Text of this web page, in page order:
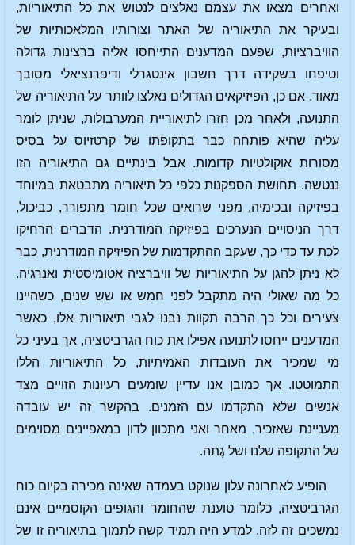
ואחרים מצאו את עצמם נאלצים לנטוש את כל התיאוריות,
ובעיקר את התיאוריה של האתר וצורותיו המלאכותיות של
הוויברציות, שפעם המדענים התייחסו אליה ברצינות גדולה
וטיפחו בשקידה דרך חשבון אינטגרלי ודיפרנציאלי מסובך
מאוד. אם כן, הפיזיקאים הגדולים נאלצו לוותר על התיאוריה של
התנועה, ולאחר מכן חזרו לתיאוריית המערבולות, שניתן לומר
עליה שהיא פותחה כבר בתקופתו של קרטזיוס על בסיס
מסורות אוקולטיות קדומות. אבל בינתיים גם התיאוריה הזו
ננטשה. תחושת הספקנות כלפי כל תיאוריה מתבטאת במיוחד
בפיזיקה ובכימיה, מפני שרואים שכל חומר מתפורר, כביכול,
דרך הניסויים הנערכים בפיזיקה המודרנית. הדברים הרחיקו
לכת עד כדי כך, שעקב ההתקדמות של הפיזיקה המודרנית, כבר
לא ניתן להגן על התיאוריות של וויברציה אטומיסטית ואנרגיה.
כל מה שאולי היה מתקבל לפני חמש או שש שנים, כשהיינו
צעירים וכל כך הרבה תקוות נבנו לגבי תיאוריות אלו, כאשר
המדענים ייחסו לתנועה אפילו את כוח הגרביטציה, אך בעיני כל
מי שמכיר את העובדות האמיתיות, כל התיאוריות הללו
התמוטטו. אך כמובן אנו עדיין שומעים רעיונות הזויים מצד
אנשים שלא התקדמו עם הזמנים. בהקשר זה יש עובדה
מעניינת שאזכיר, מאחר ואני מתכוון לדון במאפיינים מסוימים
של התקופה שלנו ושל גֶתה.
הופיע לאחרונה עלון שנוקט בעמדה שאינה מכירה בקיום כוח
הגרביטציה, כלומר טוענת שהחומר והגופים הקוסמיים אינם
נמשכים זה לזה. למדע היה תמיד קשה לתמוך בתיאוריה זו של